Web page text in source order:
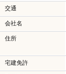
交通
会社名
住所
宅建免許